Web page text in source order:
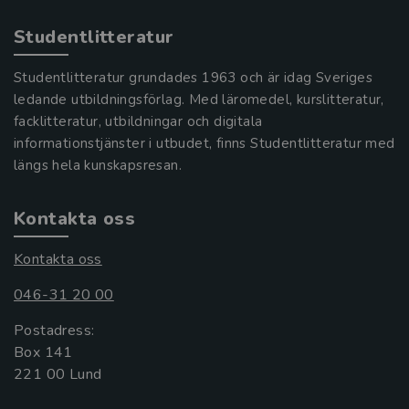
Studentlitteratur
Studentlitteratur grundades 1963 och är idag Sveriges
ledande utbildningsförlag. Med läromedel, kurslitteratur,
facklitteratur, utbildningar och digitala
informationstjänster i utbudet, finns Studentlitteratur med
längs hela kunskapsresan.
Kontakta oss
Kontakta oss
046-31 20 00
Postadress:
Box 141
221 00 Lund